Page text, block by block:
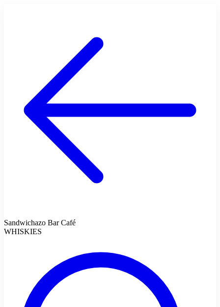
Sandwichazo Bar Café
WHISKIES